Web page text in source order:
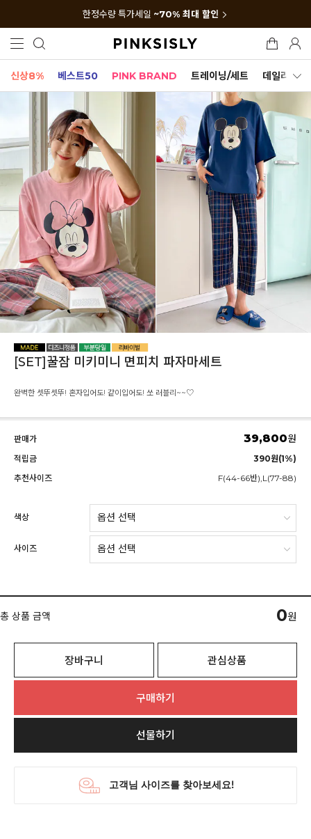
한정수량 특가세일 ~70% 최대 할인
신상8% 베스트50 PINK BRAND 트레이닝/세트 데일리세트
[SET]꿀잠 미키미니 면피치 파자마세트
완벽한 셋뚜셋뚜! 혼자입어도! 같이입어도! 쏘 러블리~~♡
판매가 39,800원
적립금
390원(1%)
추천사이즈
F(44-66반),L(77-88)
색상
사이즈
총 상품 금액 0원
장바구니 관심상품
구매하기
선물하기